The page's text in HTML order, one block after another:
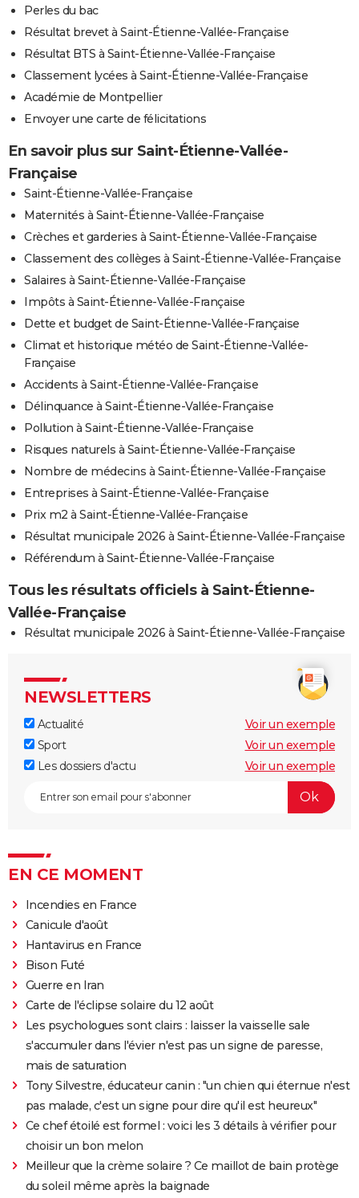
Perles du bac
Résultat brevet à Saint-Étienne-Vallée-Française
Résultat BTS à Saint-Étienne-Vallée-Française
Classement lycées à Saint-Étienne-Vallée-Française
Académie de Montpellier
Envoyer une carte de félicitations
En savoir plus sur Saint-Étienne-Vallée-
Française
Saint-Étienne-Vallée-Française
Maternités à Saint-Étienne-Vallée-Française
Crèches et garderies à Saint-Étienne-Vallée-Française
Classement des collèges à Saint-Étienne-Vallée-Française
Salaires à Saint-Étienne-Vallée-Française
Impôts à Saint-Étienne-Vallée-Française
Dette et budget de Saint-Étienne-Vallée-Française
Climat et historique météo de Saint-Étienne-Vallée-
Française
Accidents à Saint-Étienne-Vallée-Française
Délinquance à Saint-Étienne-Vallée-Française
Pollution à Saint-Étienne-Vallée-Française
Risques naturels à Saint-Étienne-Vallée-Française
Nombre de médecins à Saint-Étienne-Vallée-Française
Entreprises à Saint-Étienne-Vallée-Française
Prix m2 à Saint-Étienne-Vallée-Française
Résultat municipale 2026 à Saint-Étienne-Vallée-Française
Référendum à Saint-Étienne-Vallée-Française
Tous les résultats officiels à Saint-Étienne-
Vallée-Française
Résultat municipale 2026 à Saint-Étienne-Vallée-Française
NEWSLETTERS
Actualité
Voir un exemple
Sport
Voir un exemple
Les dossiers d'actu
Voir un exemple
EN CE MOMENT
Incendies en France
Canicule d'août
Hantavirus en France
Bison Futé
Guerre en Iran
Carte de l'éclipse solaire du 12 août
Les psychologues sont clairs : laisser la vaisselle sale
s'accumuler dans l'évier n'est pas un signe de paresse,
mais de saturation
Tony Silvestre, éducateur canin : "un chien qui éternue n'est
pas malade, c'est un signe pour dire qu'il est heureux"
Ce chef étoilé est formel : voici les 3 détails à vérifier pour
choisir un bon melon
Meilleur que la crème solaire ? Ce maillot de bain protège
du soleil même après la baignade